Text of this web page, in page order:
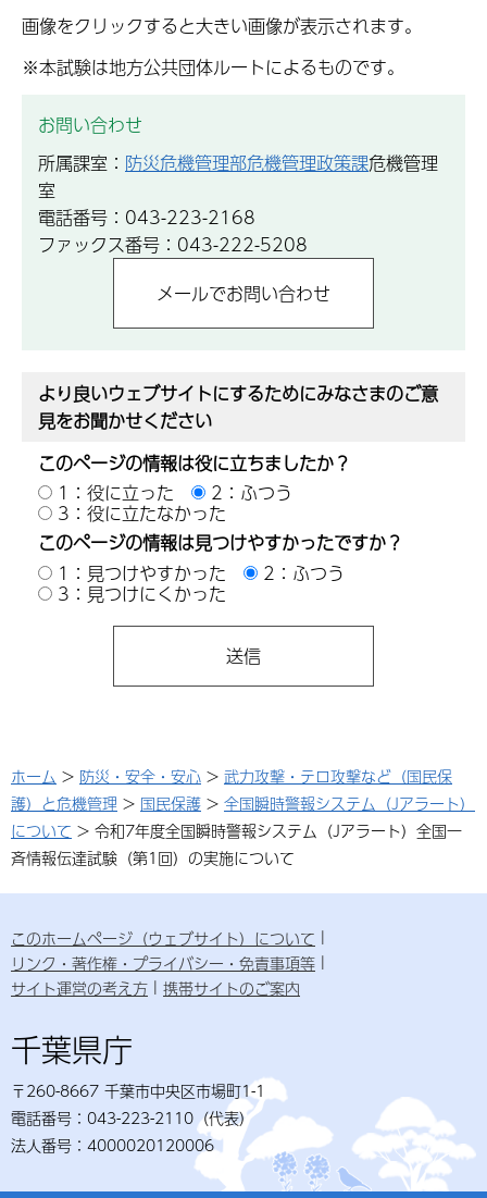
画像をクリックすると大きい画像が表示されます。
※本試験は地方公共団体ルートによるものです。
お問い合わせ
所属課室： 防災危機管理部危機管理政策課危機管理
室
電話番号：043-223-2168
ファックス番号：043-222-5208
より良いウェブサイトにするためにみなさまのご意
見をお聞かせください
このページの情報は役に立ちましたか？
1：役に立った
2：ふつう
3：役に立たなかった
このページの情報は見つけやすかったですか？
1：見つけやすかった
2：ふつう
3：見つけにくかった
ホーム > 防災・安全・安心 > 武力攻撃・テロ攻撃など（国民保
護）と危機管理 > 国民保護 > 全国瞬時警報システム（Jアラート）
について > 令和7年度全国瞬時警報システム（Jアラート）全国一
斉情報伝達試験（第1回）の実施について
このホームページ（ウェブサイト）について
リンク・著作権・プライバシー・免責事項等
サイト運営の考え方
携帯サイトのご案内
千葉県庁
〒260-8667 千葉市中央区市場町1-1
電話番号：043-223-2110（代表）
法人番号：4000020120006